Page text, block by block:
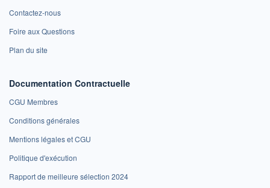
Contactez-nous
Foire aux Questions
Plan du site
Documentation Contractuelle
CGU Membres
Conditions générales
Mentions légales et CGU
Politique d'exécution
Rapport de meilleure sélection 2024